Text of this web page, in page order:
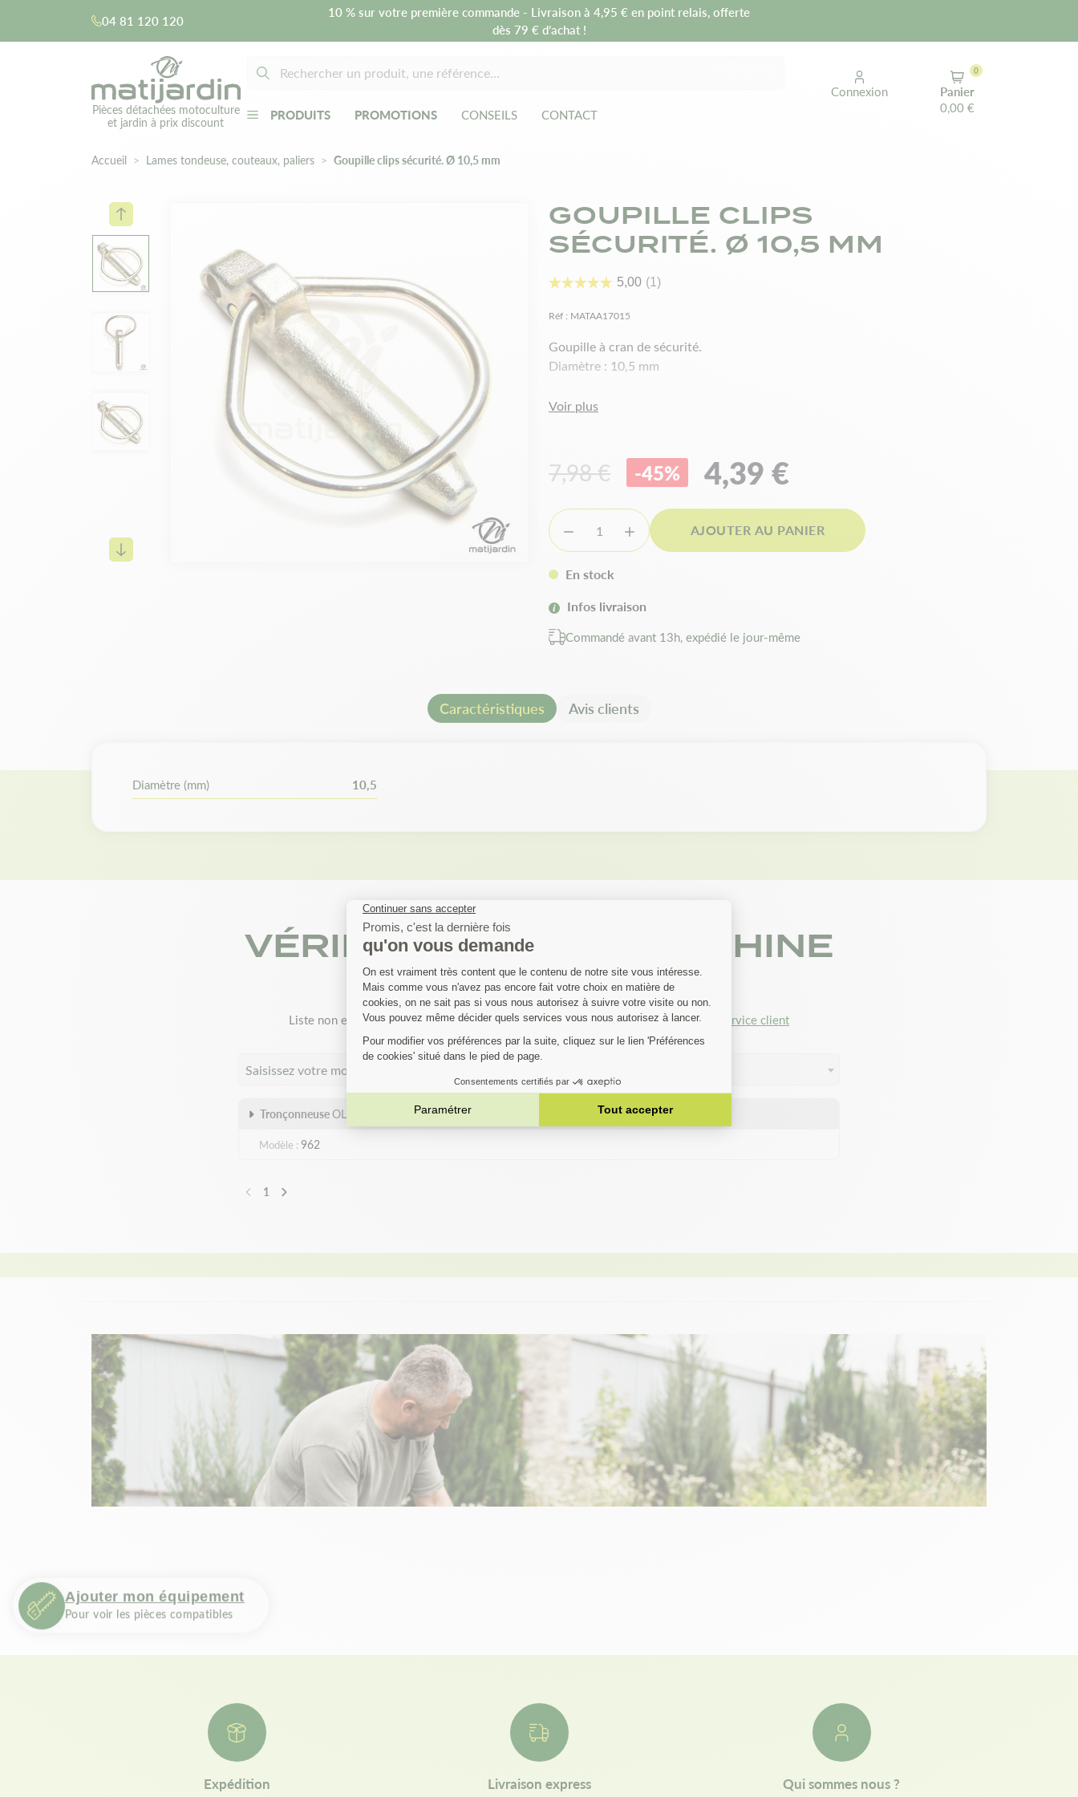
04 81 120 120
10 % sur votre première commande - Livraison à 4,95 € en point relais, offerte
dès 79 € d’achat !
Pièces détachées motoculture
et jardin à prix discount
PRODUITS PROMOTIONS CONSEILS CONTACT
Connexion
Panier
0,00 €
0
Ajouter mon équipement
Pour voir les pièces compatibles
Accueil Lames tondeuse, couteaux, paliers Goupille clips sécurité. Ø 10,5 mm
GOUPILLE CLIPS
SÉCURITÉ. Ø 10,5 MM
Réf : MATAA17015
Goupille à cran de sécurité.
Diamètre : 10,5 mm
Voir plus
7,98 € -45% 4,39 €
  AJOUTER AU PANIER
En stock
Infos livraison
Commandé avant 13h, expédié le jour-même
Caractéristiques Avis clients
Diamètre (mm) 10,5
VÉRIFIEZ SI VOTRE MACHINE
EST COMPATIBLE
Liste non exhaustive. Si votre machine ne figure pas dans la liste,Contactez notre service client
Saisissez votre modèle…
TronçonneuseOLEO MAC
Modèle 962
Précédent
1 Suivant
Expédition Livraison express Qui sommes nous ?